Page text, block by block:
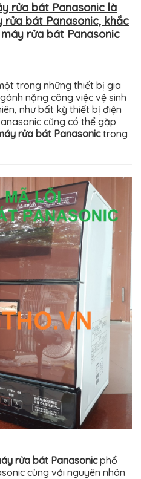
rửa bát Panasonic là
rửa bát Panasonic, khắc
rửa bát Panasonic
trong những thiết bị gia
nặng công việc vệ sinh
như bất kỳ thiết bị điện
cũng có thể gặp
rửa bát Panasonictrong
rửa bát Panasonicphổ
cùng với nguyên nhân